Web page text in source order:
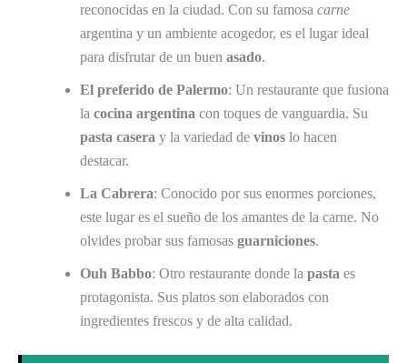
reconocidas en la ciudad. Con su famosa carne
argentina y un ambiente acogedor, es el lugar ideal
para disfrutar de un buen asado.
El preferido de Palermo: Un restaurante que fusiona
la cocina argentina con toques de vanguardia. Su
pasta casera y la variedad de vinos lo hacen
destacar.
La Cabrera: Conocido por sus enormes porciones,
este lugar es el sueño de los amantes de la carne. No
olvides probar sus famosas guarniciones.
Ouh Babbo: Otro restaurante donde la pasta es
protagonista. Sus platos son elaborados con
ingredientes frescos y de alta calidad.